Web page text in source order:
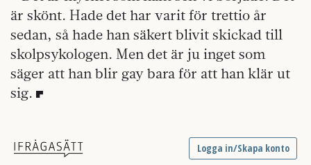
är skönt. Hade det har varit för trettio år
sedan, så hade han säkert blivit skickad till
skolpsykologen. Men det är ju inget som
säger att han blir gay bara för att han klär ut
sig.